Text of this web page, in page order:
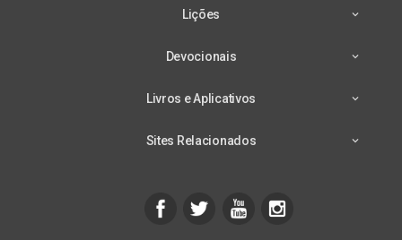
Lições
Devocionais
Livros e Aplicativos
Sites Relacionados